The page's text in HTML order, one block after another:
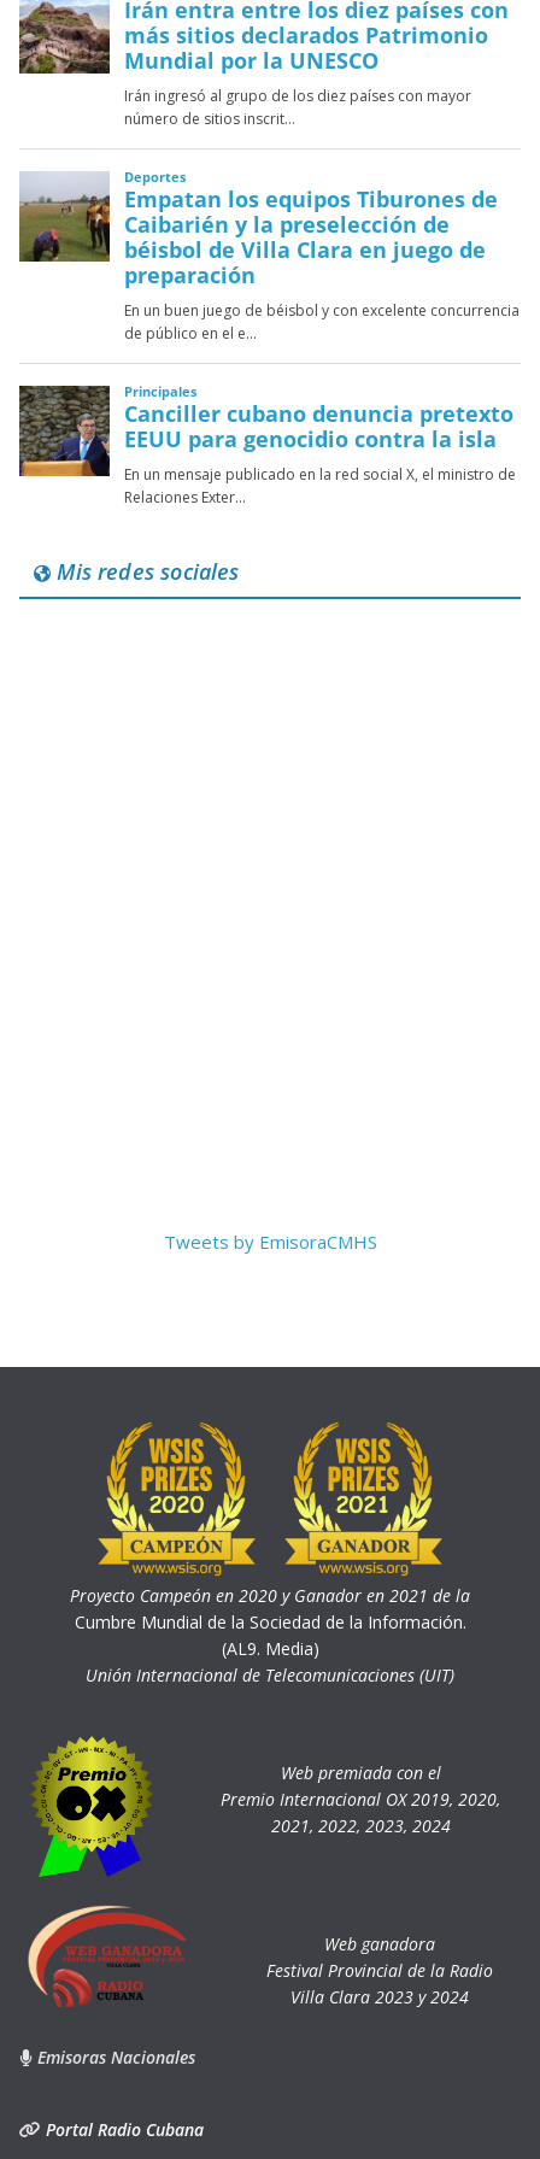
Mis redes sociales
Tweets by EmisoraCMHS
Proyecto Campeón en 2020 y Ganador en 2021 de la
Cumbre Mundial de la Sociedad de la Información.
(AL9. Media)
Unión Internacional de Telecomunicaciones (UIT)
Web premiada con el
Premio Internacional OX 2019, 2020,
2021, 2022, 2023, 2024
Web ganadora
Festival Provincial de la Radio
Villa Clara 2023 y 2024
Emisoras Nacionales
Portal Radio Cubana